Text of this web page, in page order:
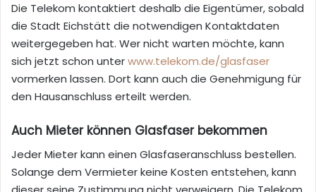
Die Telekom kontaktiert deshalb die Eigentümer, sobald
die Stadt Eichstätt die notwendigen Kontaktdaten
weitergegeben hat. Wer nicht warten möchte, kann
sich jetzt schon unterwww.telekom.de/glasfaser
vormerken lassen. Dort kann auch die Genehmigung für
den Hausanschluss erteilt werden.
Auch Mieter können Glasfaser bekommen
Jeder Mieter kann einen Glasfaseranschluss bestellen.
Solange dem Vermieter keine Kosten entstehen, kann